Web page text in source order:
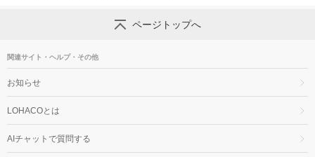
ページトップへ
関連サイト・ヘルプ・その他
お知らせ
LOHACOとは
AIチャットで質問する